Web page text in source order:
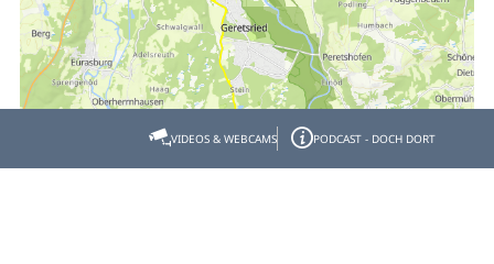
VIDEOS & WEBCAMS PODCAST - DOCH DORT